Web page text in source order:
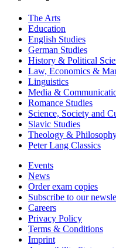
The Arts
Education
English Studies
German Studies
History & Political
Law, Economics &
Linguistics
Media &
Romance Studies
Science, Society and
Slavic Studies
Theology &
Peter Lang Classics
Events
News
Order exam copies
Subscribe to our
Careers
Privacy Policy
Terms & Conditions
Imprint